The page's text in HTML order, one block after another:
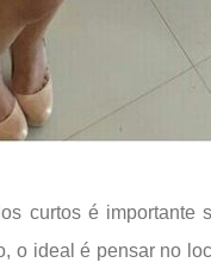
curtos é
o ideal é pensar no